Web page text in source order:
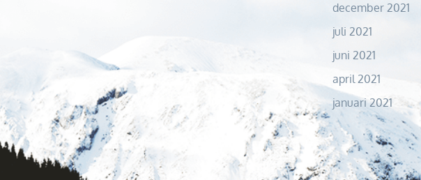
december 2021
juli 2021
juni 2021
april 2021
januari 2021